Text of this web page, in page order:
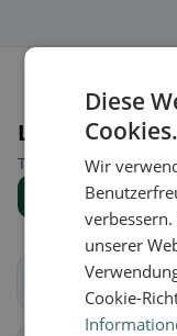
Luoghi nelle
Trova il luogo giusto
Milvignes
Diese
Cookies.
Wir
unserer
Cookie-